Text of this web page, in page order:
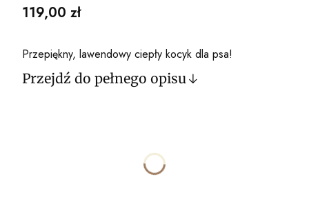
Cena
119,00 zł
Przepiękny, lawendowy ciepły kocyk dla psa!
Przejdź do pełnego opisu